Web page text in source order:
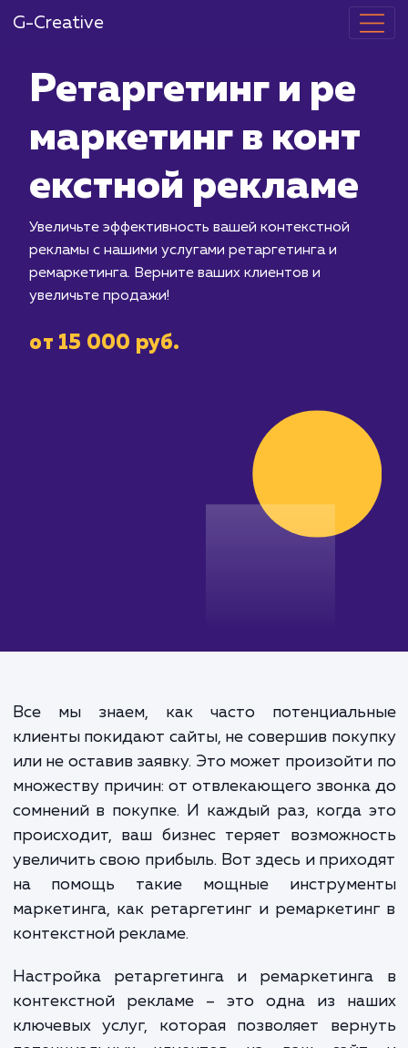
G-Creative
Ретаргетинг
маркетинг в
екстной
рекламы с нашими услугами
Все мы знаем, как часто
клиенты покидают сайты, не совершив
или не оставив заявку. Это может
множеству причин: от отвлекающего
происходит, ваш бизнес теряет
на помощь такие мощные
маркетинга, как ретаргетинг и
контекстной рекламе.